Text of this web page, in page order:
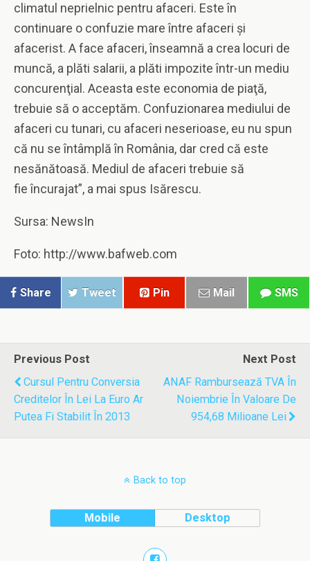
climatul neprielnic pentru afaceri. Este în
continuare o confuzie mare între afaceri şi
afacerist. A face afaceri, înseamnă a crea locuri de
muncă, a plăti salarii, a plăti impozite într-un mediu
concurenţial. Aceasta este economia de piaţă,
trebuie să o acceptăm. Confuzionarea mediului de
afaceri cu tunari, cu afaceri neserioase, eu nu spun
că nu se întâmplă în România, dar cred că este
nesănătoasă. Mediul de afaceri trebuie să
fie încurajat”, a mai spus Isărescu.
Sursa: NewsIn
Foto: http://www.bafweb.com
Share Tweet Pin Mail SMS
Previous Post
Cursul Pentru Conversia
Creditelor În Lei La Euro Ar
Putea Fi Stabilit În 2013
Next Post
ANAF Rambursează TVA În
Noiembrie În Valoare De
954,68 Milioane Lei
Back to top
Mobile Desktop